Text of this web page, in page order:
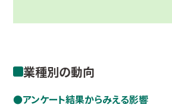
業種別の動向
アンケート結果からみえる影響